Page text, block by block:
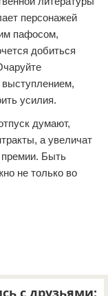
персонажей
пафосом,
добиться
усилия.
думают,
а увеличат
Быть
не только во
с друзьями: